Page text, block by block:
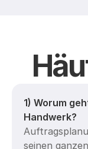
1) Worum
Handwerk?
seinen